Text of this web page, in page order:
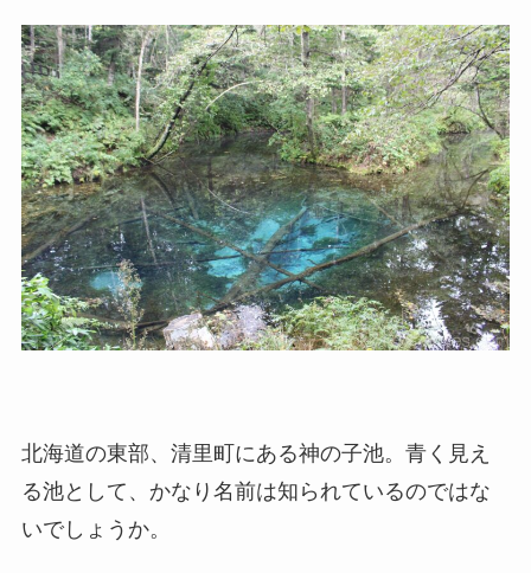
北海道の東部、清里町にある神の子池。青く見え
る池として、かなり名前は知られているのではな
いでしょうか。